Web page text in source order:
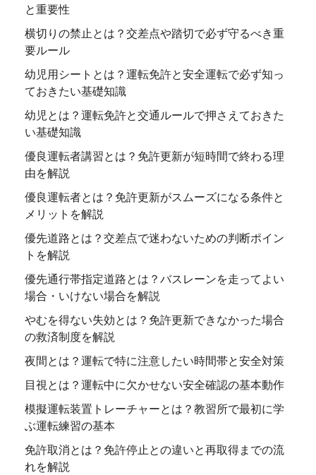
と重要性
横切りの禁止とは？交差点や踏切で必ず守るべき重
要ルール
幼児用シートとは？運転免許と安全運転で必ず知っ
ておきたい基礎知識
幼児とは？運転免許と交通ルールで押さえておきた
い基礎知識
優良運転者講習とは？免許更新が短時間で終わる理
由を解説
優良運転者とは？免許更新がスムーズになる条件と
メリットを解説
優先道路とは？交差点で迷わないための判断ポイン
トを解説
優先通行帯指定道路とは？バスレーンを走ってよい
場合・いけない場合を解説
やむを得ない失効とは？免許更新できなかった場合
の救済制度を解説
夜間とは？運転で特に注意したい時間帯と安全対策
目視とは？運転中に欠かせない安全確認の基本動作
模擬運転装置トレーチャーとは？教習所で最初に学
ぶ運転練習の基本
免許取消とは？免許停止との違いと再取得までの流
れを解説